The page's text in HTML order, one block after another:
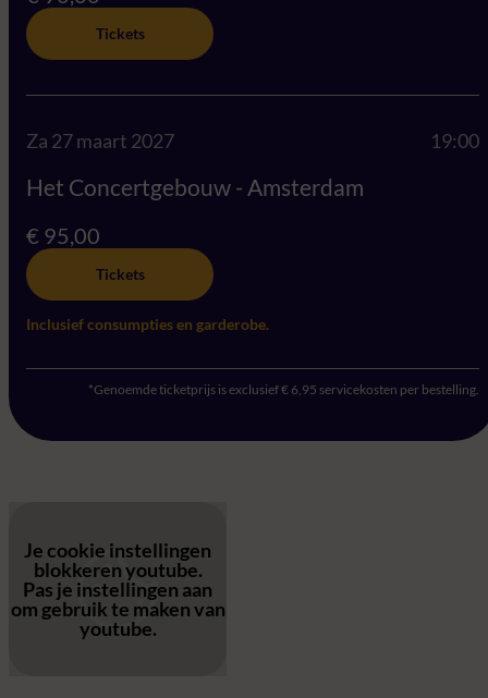
Tickets
Za 27 maart 2027 19:00
Het Concertgebouw - Amsterdam
€ 95,00
Tickets
Inclusief consumpties en garderobe.
*Genoemde ticketprijs is exclusief € 6,95 servicekosten per bestelling.
Je cookie instellingen
blokkeren youtube.
Pas je instellingen aan
om gebruik te maken van
youtube.